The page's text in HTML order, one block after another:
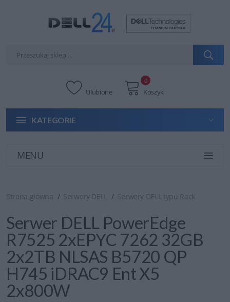
Ulubione Koszyk
0
KATEGORIE
MENU
Strona główna Serwery DELL Serwery DELL typu Rack
Serwer DELL PowerEdge
R7525 2xEPYC 7262 32GB
2x2TB NLSAS B5720 QP
H745 iDRAC9 Ent X5
2x800W